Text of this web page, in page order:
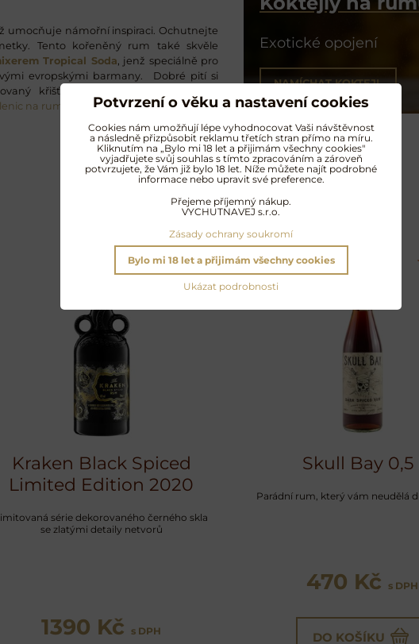
umocňuje námořní inspiraci. Ochutnejte
Tento kořeněný rum také skvěle
Tropical Soda, jenž speciálně pro
evropskými barmany. Dobré pití si
křišťál od Moseru uspokojí i ty
na rum
Exotické opojení
NAMÍCHAT KOKTEJL
Další oblíbené produkty
Kraken Black Spiced
Limited Edition 2020
série dekorovaného černého skla
se zlatými detaily netvorů
1390 Kč s DPH
Skull Bay 0,5
Parádní rum, který vám neudělá
470 Kč s DPH
DO KOŠÍKU
Potvrzení o věku a nastavení cookies
Cookies nám umožňují lépe vyhodnocovat Vaši návštěvnost
a následně přizpůsobit reklamu třetích stran přímo na míru.
Kliknutím na „Bylo mi 18 let a přijimám všechny cookies"
vyjadřujete svůj souhlas s tímto zpracováním a zároveň
potvrzujete, že Vám již bylo 18 let. Níže můžete najít podrobné
informace nebo upravit své preference.
Přejeme příjemný nákup.
VYCHUTNAVEJ s.r.o.
Zásady ochrany soukromí
Ukázat podrobnosti
Bylo mi 18 let a přijimám všechny cookies